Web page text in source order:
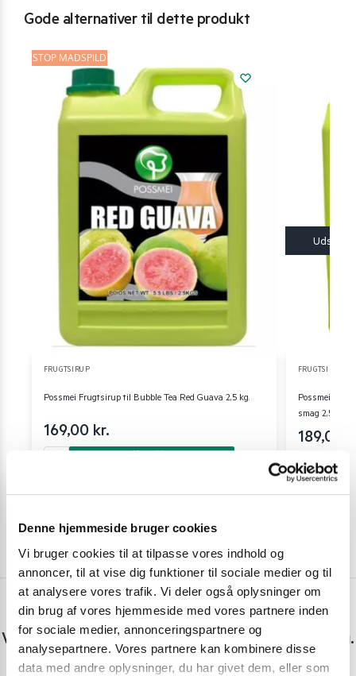
Denne hjemmeside bruger cookies
Vi bruger cookies til at tilpasse vores indhold og
annoncer, til at vise dig funktioner til sociale medier og til
at analysere vores trafik. Vi deler også oplysninger om
din brug af vores hjemmeside med vores partnere inden
for sociale medier, annonceringspartnere og
analysepartnere. Vores partnere kan kombinere disse
data med andre oplysninger, du har givet dem, eller som
Gode alternativer til dette produkt
STOP MADSPILD
FRUGTSIRUP
Possmei Frugtsirup til Bubble Tea Red Guava 2,5 kg.
169,00 kr.
FRUGTSIRUP
Possmei
smag 2,5 liter
189,00
Har du spørgsmål eller brug for hjælp?
Vi er lige her. Kundeservice sidder klar til at hjælpe dig.